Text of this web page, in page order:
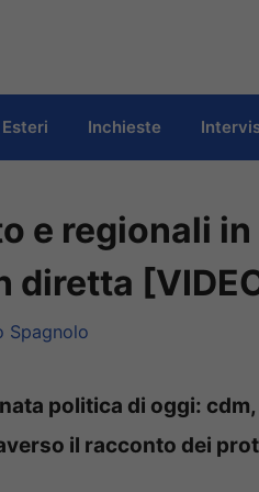
Esteri Inchieste
e regionali
diretta
Spagnolo
politica di oggi:
il racconto dei